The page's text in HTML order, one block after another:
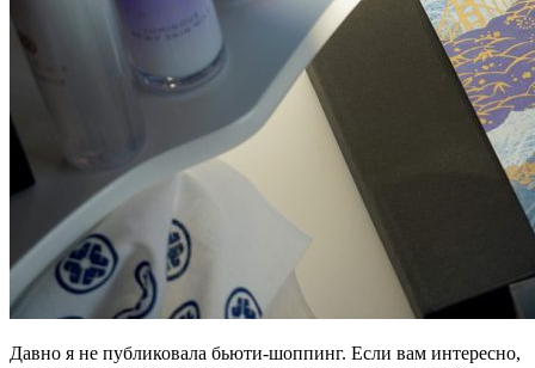
Давно я не публиковала бьюти-шоппинг. Если вам интересно,